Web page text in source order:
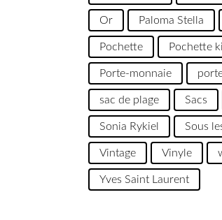
Or Paloma Stella
Pochette Pochette
Porte-monnaie
sac de plage Sacs
Sonia Rykiel Sous
Vintage Vinyle
Yves Saint Laurent